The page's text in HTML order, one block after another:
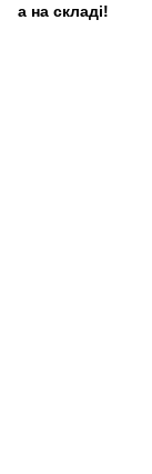
а на складі!